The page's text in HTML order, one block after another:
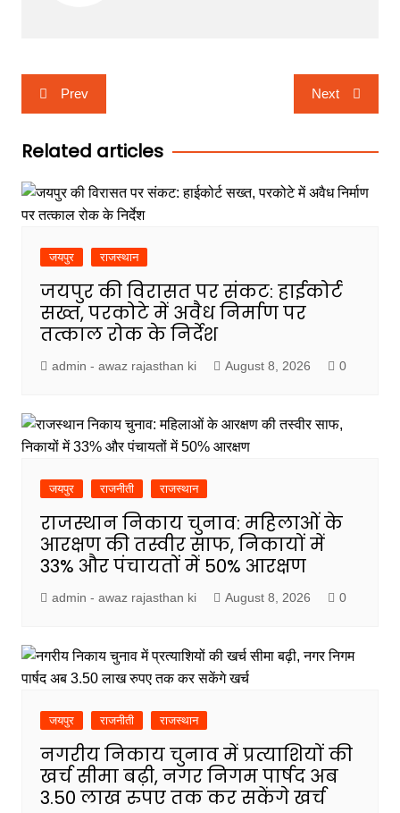
Post
navigation
Prev Next
Related articles
जयपुर राजस्थान
जयपुर की विरासत पर संकट: हाईकोर्ट
सख्त, परकोटे में अवैध निर्माण पर
तत्काल रोक के निर्देश
admin - awaz rajasthan ki August 8, 2026 0
जयपुर राजनीती राजस्थान
राजस्थान निकाय चुनाव: महिलाओं के
आरक्षण की तस्वीर साफ, निकायों में
33% और पंचायतों में 50% आरक्षण
admin - awaz rajasthan ki August 8, 2026 0
जयपुर राजनीती राजस्थान
नगरीय निकाय चुनाव में प्रत्याशियों की
खर्च सीमा बढ़ी, नगर निगम पार्षद अब
3.50 लाख रुपए तक कर सकेंगे खर्च